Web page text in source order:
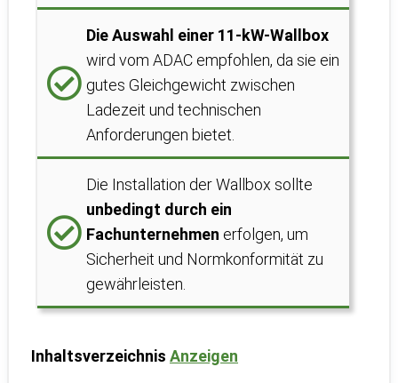
Die Auswahl einer 11-kW-Wallbox
wird vom ADAC empfohlen, da sie ein
gutes Gleichgewicht zwischen
Ladezeit und technischen
Anforderungen bietet.
Die Installation der Wallbox sollte
unbedingt durch ein
Fachunternehmen erfolgen, um
Sicherheit und Normkonformität zu
gewährleisten.
Inhaltsverzeichnis Anzeigen